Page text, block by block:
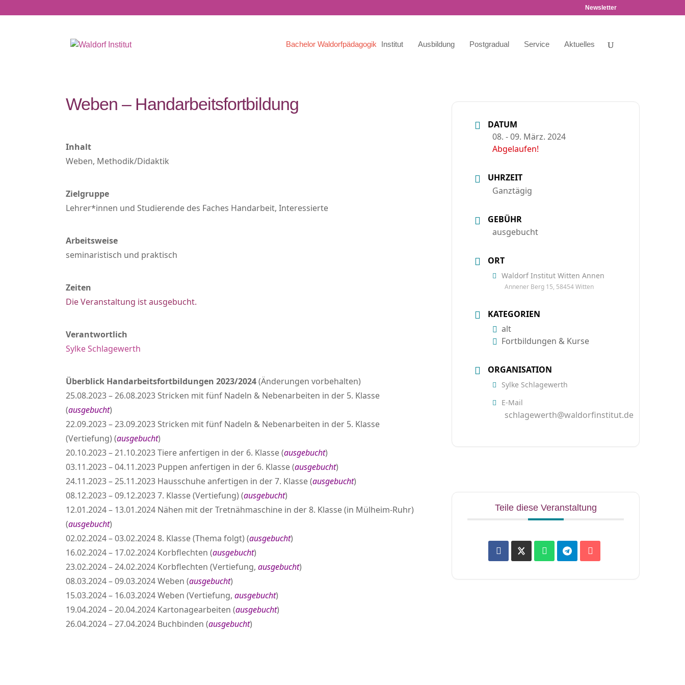
Newsletter
Bachelor Waldorfpädagogik Institut Ausbildung Postgradual Service Aktuelles
Weben – Handarbeitsfortbildung
Inhalt
Weben, Methodik/Didaktik
Zielgruppe
Lehrer*innen und Studierende des Faches Handarbeit, Interessierte
Arbeitsweise
seminaristisch und praktisch
Zeiten
Die Veranstaltung ist ausgebucht.
Verantwortlich
Sylke Schlagewerth
Überblick Handarbeitsfortbildungen 2023/2024(Änderungen vorbehalten)
25.08.2023 – 26.08.2023 Stricken mit fünf Nadeln & Nebenarbeiten in der 5. Klasse
(ausgebucht)
22.09.2023 – 23.09.2023 Stricken mit fünf Nadeln & Nebenarbeiten in der 5. Klasse
(Vertiefung) (ausgebucht)
20.10.2023 – 21.10.2023 Tiere anfertigen in der 6. Klasse (ausgebucht)
03.11.2023 – 04.11.2023 Puppen anfertigen in der 6. Klasse (ausgebucht)
24.11.2023 – 25.11.2023 Hausschuhe anfertigen in der 7. Klasse (ausgebucht)
08.12.2023 – 09.12.2023 7. Klasse (Vertiefung) (ausgebucht)
12.01.2024 – 13.01.2024 Nähen mit der Tretnähmaschine in der 8. Klasse (in Mülheim-Ruhr)
(ausgebucht)
02.02.2024 – 03.02.2024 8. Klasse (Thema folgt) (ausgebucht)
16.02.2024 – 17.02.2024 Korbflechten (ausgebucht)
23.02.2024 – 24.02.2024 Korbflechten (Vertiefung, ausgebucht)
08.03.2024 – 09.03.2024 Weben (ausgebucht)
15.03.2024 – 16.03.2024 Weben (Vertiefung, ausgebucht)
19.04.2024 – 20.04.2024 Kartonagearbeiten (ausgebucht)
26.04.2024 – 27.04.2024 Buchbinden (ausgebucht)
DATUM
08. - 09. März. 2024
Abgelaufen!
UHRZEIT
Ganztägig
GEBÜHR
ausgebucht
ORT
Waldorf Institut Witten Annen
Annener Berg 15, 58454 Witten
KATEGORIEN
alt
Fortbildungen & Kurse
ORGANISATION
Sylke Schlagewerth
E-Mail
schlagewerth@waldorfinstitut.de
Teile diese Veranstaltung